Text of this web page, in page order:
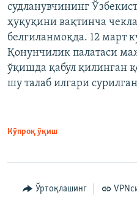
судланувчининг
ҳуқуқини вақтинча
белгиланмоқда. 12 март
Қонунчилик палатаси
ўқишда қабул қилинган
шу талаб илгари
Кўпроқ ўқиш
Ўртоқлашинг